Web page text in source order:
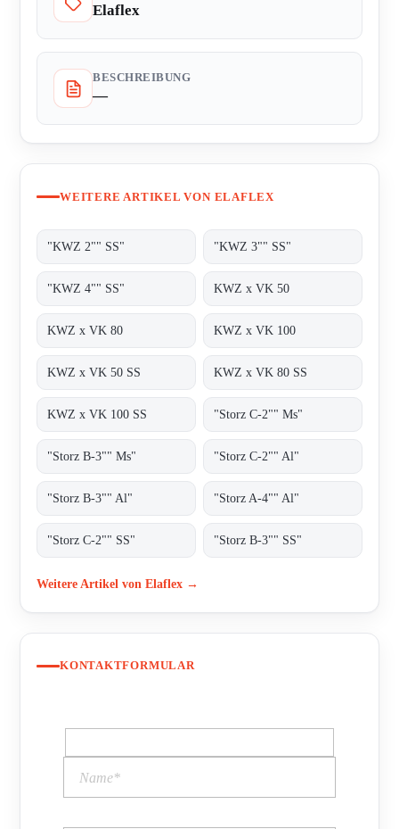
Elaflex
BESCHREIBUNG
—
WEITERE ARTIKEL VON ELAFLEX
"KWZ 2"" SS" "KWZ 3"" SS"
"KWZ 4"" SS" KWZ x VK 50
KWZ x VK 80 KWZ x VK 100
KWZ x VK 50 SS KWZ x VK 80 SS
KWZ x VK 100 SS "Storz C-2"" Ms"
"Storz B-3"" Ms" "Storz C-2"" Al"
"Storz B-3"" Al" "Storz A-4"" Al"
"Storz C-2"" SS" "Storz B-3"" SS"
Weitere Artikel von Elaflex →
KONTAKTFORMULAR